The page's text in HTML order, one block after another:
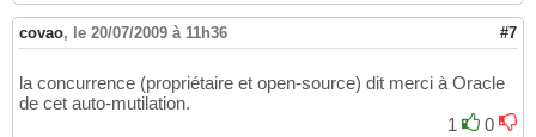
covao, le 20/07/2009 à 11h36 #7
la concurrence (propriétaire et open-source) dit merci à Oracle
de cet auto-mutilation.
1
0